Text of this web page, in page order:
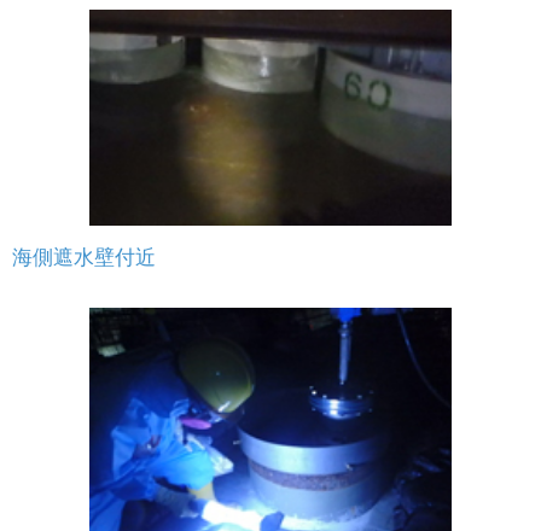
海側遮水壁付近